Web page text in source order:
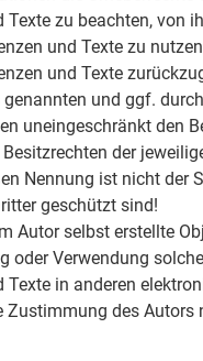
zu beachten, von
und Texte zu
und Texte
und ggf.
uneingeschränkt den
der
Nennung ist nicht der
geschützt sind!
Autor selbst erstellte
oder Verwendung
in anderen
des Autors